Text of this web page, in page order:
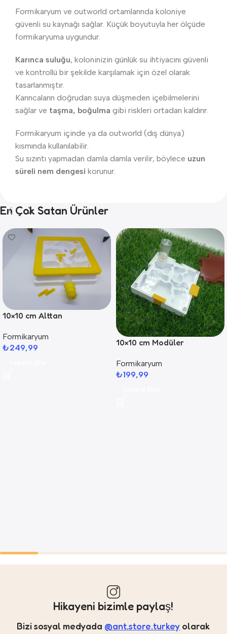
Formikaryum ve outworld ortamlarında koloniye
güvenli su kaynağı sağlar. Küçük boyutuyla her ölçüde
formikaryuma uygundur.
Karınca suluğu, koloninizin günlük su ihtiyacını güvenli
ve kontrollü bir şekilde karşılamak için özel olarak
tasarlanmıştır.
Karıncaların doğrudan suya düşmeden içebilmelerini
sağlar ve taşma, boğulma gibi riskleri ortadan kaldırır.
Formikaryum içinde ya da outworld (dış dünya)
kısmında kullanılabilir.
Su sızıntı yapmadan damla damla verilir, böylece uzun
süreli nem dengesi korunur.
En Çok Satan Ürünler
10×10 cm Alttan
Formikaryum
₺249,99
10×10 cm Modüler
Formikaryum
₺199,99
Hikayeni bizimle paylaş!
Bizi sosyal medyada @ant.store.turkey olarak